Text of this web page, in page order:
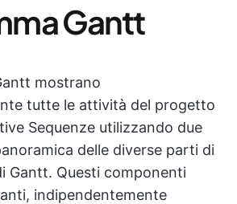
Gantt
mostrano
tutte le attività del progetto
Sequenze utilizzando due
delle diverse parti di
Gantt. Questi componenti
indipendentemente